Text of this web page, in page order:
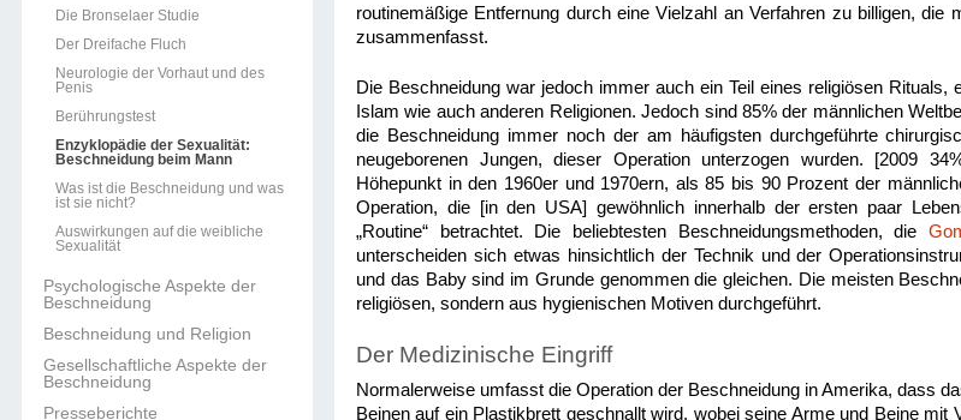
Die Bronselaer Studie
Der Dreifache Fluch
Neurologie der Vorhaut und des
Penis
Berührungstest
Enzyklopädie der Sexualität:
Beschneidung beim Mann
Was ist die Beschneidung und was
ist sie nicht?
Auswirkungen auf die weibliche
Sexualität
Psychologische Aspekte der
Beschneidung
Beschneidung und Religion
Gesellschaftliche Aspekte der
Beschneidung
Presseberichte
routinemäßige Entfernung durch eine Vielzahl an Verfahren zu billigen, die
zusammenfasst.
Die Beschneidung war jedoch immer auch ein Teil eines religiösen Rituals,
Islam wie auch anderen Religionen. Jedoch sind 85% der männlichen
die Beschneidung immer noch der am häufigsten durchgeführte
neugeborenen Jungen, dieser Operation unterzogen wurden. [2009
Höhepunkt in den 1960er und 1970ern, als 85 bis 90 Prozent der
Operation, die [in den USA] gewöhnlich innerhalb der ersten paar
„Routine“ betrachtet. Die beliebtesten Beschneidungsmethoden, die
unterscheiden sich etwas hinsichtlich der Technik und der
und das Baby sind im Grunde genommen die gleichen. Die meisten
religiösen, sondern aus hygienischen Motiven durchgeführt.
Der Medizinische Eingriff
Normalerweise umfasst die Operation der Beschneidung in Amerika, dass
Beinen auf ein Plastikbrett geschnallt wird, wobei seine Arme und Beine mit